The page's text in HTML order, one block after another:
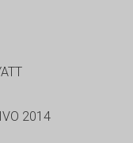
2014